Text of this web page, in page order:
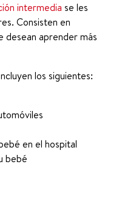
intermedia se les
Consisten en
desean aprender más
los siguientes:
en el hospital
bebé